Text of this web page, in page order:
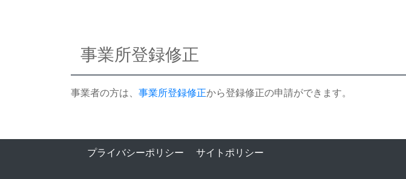
事業所登録修正
事業者の方は、 事業所登録修正から登録修正の申請ができます。
プライバシーポリシー サイトポリシー